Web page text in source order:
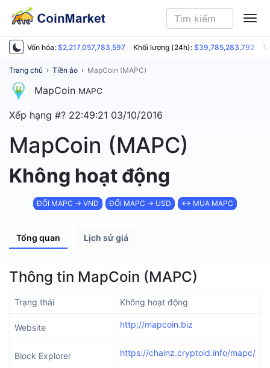
Vốn hóa: $2,217,057,783,597 Khối lượng (24h): $39,785,283,792
Trang chủ › Tiền ảo › MapCoin (MAPC)
MapCoin MAPC
Xếp hạng #? 22:49:21 03/10/2016
MapCoin (MAPC)
Không hoạt động
ĐỔI MAPC → VND ĐỔI MAPC → USD ↔ MUA MAPC
Tổng quan Lịch sử giá
Thông tin MapCoin (MAPC)
Trạng thái Không hoạt động
Website http://mapcoin.biz
Block Explorer https://chainz.cryptoid.info/mapc/